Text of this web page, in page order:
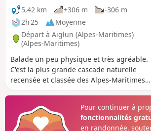
hors normes, la mise en place d'une
points d'information attractifs permettent
profiter pleinement de ces lieux
temps.
5,42 km
+306 m
-306 m
2h 25
Moyenne
Départ à Aiglun (Alpes-Maritimes)
(Alpes-Maritimes)
Balade un peu physique et très agréable.
C'est la plus grande cascade naturelle
recensée et classée des Alpes-Maritimes
avec ses trois sursauts successifs . La
part sa hauteur que ses sœurs jumelles
islandaises. Le début et la fin de ce tracé
Pour continuer à
fonctionnalités
en randonnée,